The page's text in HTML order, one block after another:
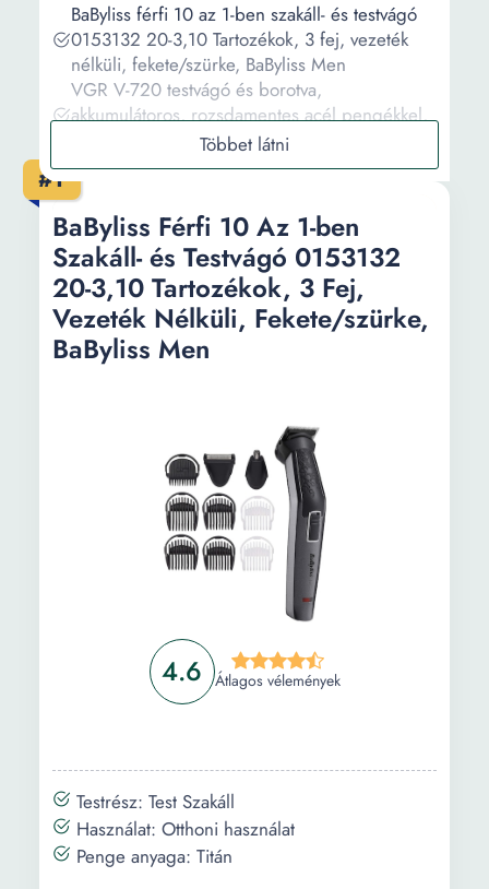
#1
4.6 Átlagos vélemények
BaByliss Férfi 10 Az 1-ben
Szakáll- és Testvágó 0153132
20-3,10 Tartozékok, 3 Fej,
Vezeték Nélküli, Fekete/szürke,
BaByliss Men
Testrész: Test Szakáll
Használat: Otthoni használat
Penge anyaga: Titán
BaByliss férfi 10 az 1-ben szakáll- és testvágó
0153132 20-3,10 Tartozékok, 3 fej, vezeték
nélküli, fekete/szürke, BaByliss Men
VGR V-720 testvágó és borotva,
akkumulátoros, rozsdamentes acél pengékkel,
5 cserélhető fej, fehér
Testvágó, Amtok, 2 fésű, Vízálló, 60 perc,
Fekete
Testvágó és borotva 5 az 1-ben, VGR V-072, 5
cserélhető fej, rozsdamentes acél pengék
Philips BG7025 / 15 testvágó, 2 fej, 5
lépcsős, 3-11 mm, vízálló, fekete
Információ